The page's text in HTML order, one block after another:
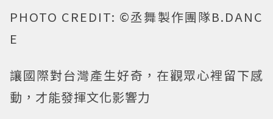
PHOTO CREDIT: ©丞舞製作團隊B.DANC
E
讓國際對台灣產生好奇，在觀眾心裡留下感
動，才能發揮文化影響力